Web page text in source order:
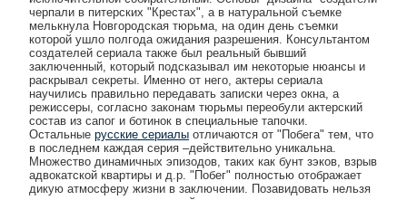
черпали в питерских "Крестах", а в натуральной съемке
мелькнула Новгородская тюрьма, на один день съемки
которой ушло полгода ожидания разрешения. Консультантом
создателей сериала также был реальный бывший
заключенный, который подсказывал им некоторые нюансы и
раскрывал секреты. Именно от него, актеры сериала
научились правильно передавать записки через окна, а
режиссеры, согласно законам тюрьмы переобули актерский
состав из сапог и ботинок в специальные тапочки.
Остальные русские сериалы отличаются от "Побега" тем, что
в последнем каждая серия –действительно уникальна.
Множество динамичных эпизодов, таких как бунт зэков, взрыв
адвокатской квартиры и д.р. "Побег" полностью отображает
дикую атмосферу жизни в заключении. Позавидовать нельзя